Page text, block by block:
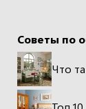
Советы по
Что